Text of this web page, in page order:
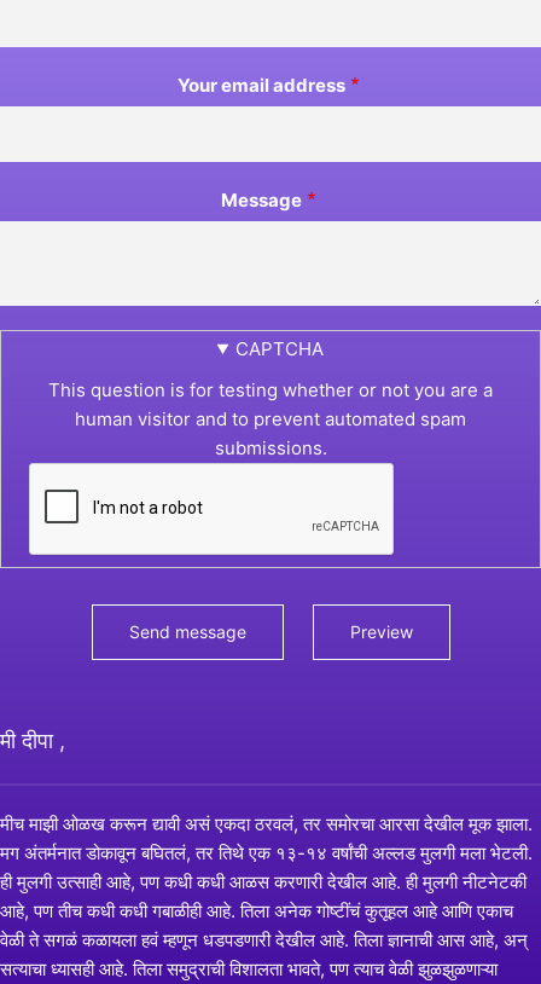
Your email address
Message
CAPTCHA
This question is for testing whether or not you are a
human visitor and to prevent automated spam
submissions.
मी दीपा ,
मीच माझी ओळख करून द्यावी असं एकदा ठरवलं, तर समोरचा आरसा देखील मूक झाला.
मग अंतर्मनात डोकावून बघितलं, तर तिथे एक १३-१४ वर्षांची अल्लड मुलगी मला भेटली.
ही मुलगी उत्साही आहे, पण कधी कधी आळस करणारी देखील आहे. ही मुलगी नीटनेटकी
आहे, पण तीच कधी कधी गबाळीही आहे. तिला अनेक गोष्टींचं कुतूहल आहे आणि एकाच
वेळी ते सगळं कळायला हवं म्हणून धडपडणारी देखील आहे. तिला ज्ञानाची आस आहे, अन्
सत्याचा ध्यासही आहे. तिला समुद्राची विशालता भावते, पण त्याच वेळी झुळझुळणाऱ्या